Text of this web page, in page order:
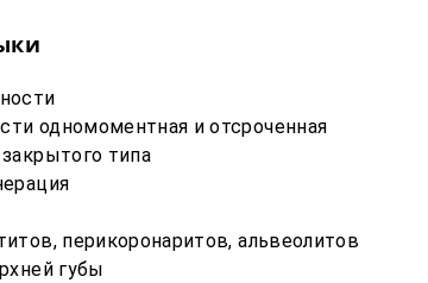
одномоментная и отсроченная
типа
перикоронаритов, альвеолитов
губы